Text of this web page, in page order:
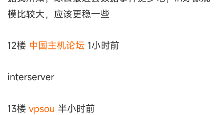
模比较大，应该更稳一些
12楼 中国主机论坛 1小时前
interserver
13楼 vpsou 半小时前